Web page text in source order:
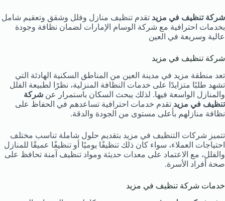
شركة تنظيف في مزيد تقدم تنظيف منازل وفلل وشقق وتعقيم شامل
بخدمات احترافية مع شركة الوسام الإمارات لضمان نظافة وجودة
عالية وسريعة في العين
شركة تنظيف في مزيد
تعد منطقة مزيد في مدينة العين من المناطق السكنية الهادئة التي
تشهد طلبًا متزايدًا على خدمات النظافة المنزلية، نظرًا لطبيعة الفلل
والمنازل الواسعة فيها. لذلك يبحث السكان باستمرار عن شركة
تنظيف في مزيد تقدم خدمات احترافية تساعدهم في الحفاظ على
نظافة منازلهم بأعلى مستوى من الجودة والدقة.
تتميز شركات التنظيف في مزيد بتقديم حلول شاملة تناسب مختلف
احتياجات العملاء، سواء كان ذلك تنظيفًا يوميًا أو تنظيفًا عميقًا للمنازل
والفلل، مع الاعتماد على معدات حديثة ومواد تنظيف آمنة تحافظ على
صحة أفراد الأسرة.
خدمات شركة تنظيف في مزيد